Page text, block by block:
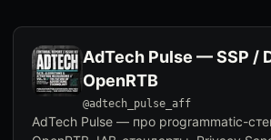
AdTech Pulse — SSP /
OpenRTB
@adtech_pulse_aff
AdTech Pulse — про programmatic-